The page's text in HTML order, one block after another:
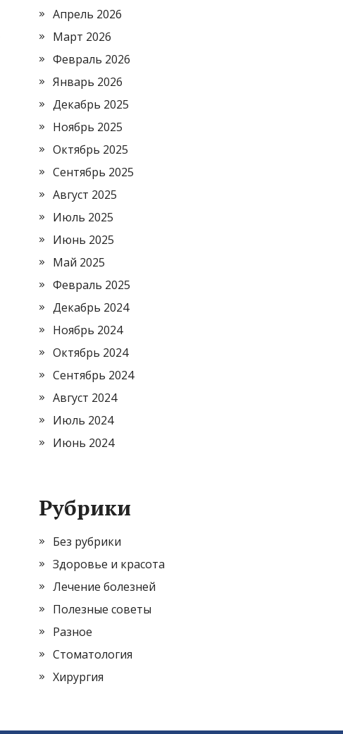
Апрель 2026
Март 2026
Февраль 2026
Январь 2026
Декабрь 2025
Ноябрь 2025
Октябрь 2025
Сентябрь 2025
Август 2025
Июль 2025
Июнь 2025
Май 2025
Февраль 2025
Декабрь 2024
Ноябрь 2024
Октябрь 2024
Сентябрь 2024
Август 2024
Июль 2024
Июнь 2024
Рубрики
Без рубрики
Здоровье и красота
Лечение болезней
Полезные советы
Разное
Стоматология
Хирургия